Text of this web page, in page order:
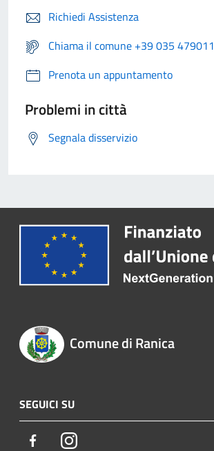
Richiedi Assistenza
Chiama il comune +39 035 479011
Prenota un appuntamento
Problemi in città
Segnala disservizio
Comune di Ranica
SEGUICI SU
FacebookInstagram